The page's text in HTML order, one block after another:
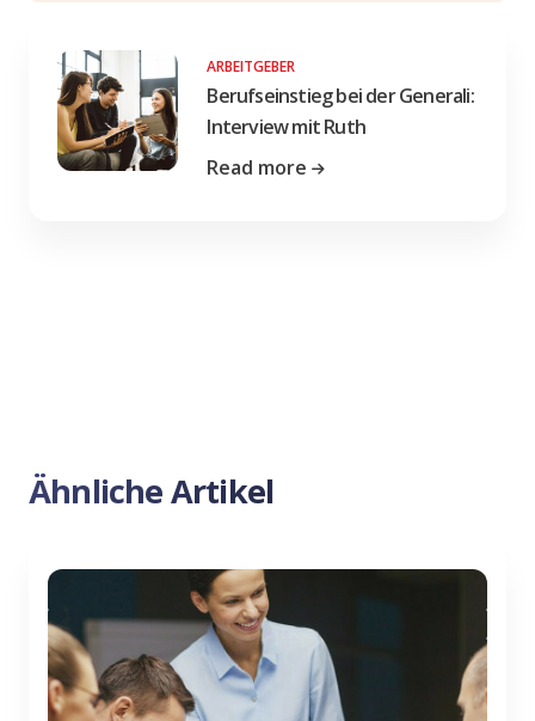
Previous
ARBEITGEBER
Berufseinstieg bei der Generali:
Interview mit Ruth
Read more
Ähnliche Artikel